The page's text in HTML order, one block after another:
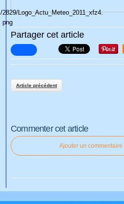
Partager cet article
Article précédent
Commenter cet article
Ajouter un commentaire